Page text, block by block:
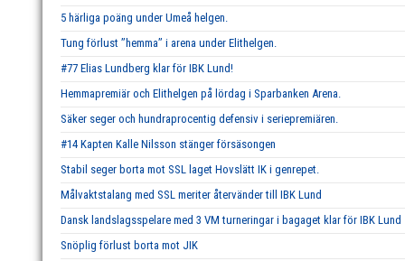
5 härliga poäng under Umeå helgen.
Tung förlust ’’hemma’’ i arena under Elithelgen.
#77 Elias Lundberg klar för IBK Lund!
Hemmapremiär och Elithelgen på lördag i Sparbanken Arena.
Säker seger och hundraprocentig defensiv i seriepremiären.
#14 Kapten Kalle Nilsson stänger försäsongen
Stabil seger borta mot SSL laget Hovslätt IK i genrepet.
Målvaktstalang med SSL meriter återvänder till IBK Lund
Dansk landslagsspelare med 3 VM turneringar i bagaget klar för IBK Lund
Snöplig förlust borta mot JIK